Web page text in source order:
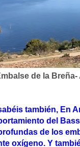
de la
también, En
del
de los
oxígeno. Y